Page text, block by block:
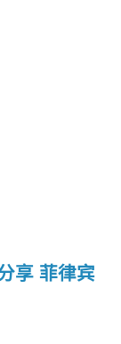
享 菲律宾